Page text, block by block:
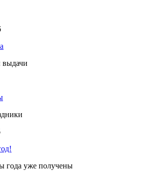
выдачи
года уже получены